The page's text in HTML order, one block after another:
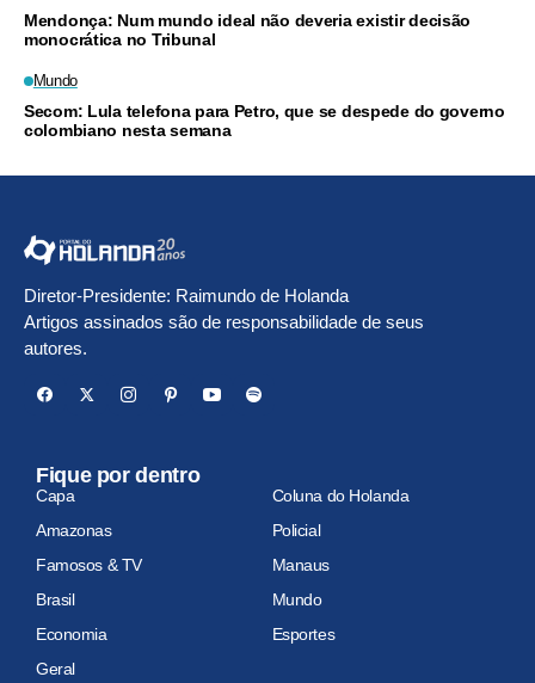
Mendonça: Num mundo ideal não deveria existir decisão
monocrática no Tribunal
Mundo
Secom: Lula telefona para Petro, que se despede do governo
colombiano nesta semana
Diretor-Presidente: Raimundo de Holanda
Artigos assinados são de responsabilidade de seus
autores.
Fique por dentro
Capa
Coluna do Holanda
Amazonas
Policial
Famosos & TV
Manaus
Brasil
Mundo
Economia
Esportes
Geral